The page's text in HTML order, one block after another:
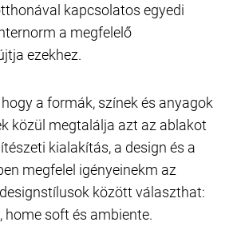
kapcsolatos egyedi
a megfelelő
ezekhez.
a formák, színek és anyagok
közül megtalálja azt az ablakot
kialakítás, a design és a
megfelel igényeinekm az
között választhat:
home soft és ambiente.